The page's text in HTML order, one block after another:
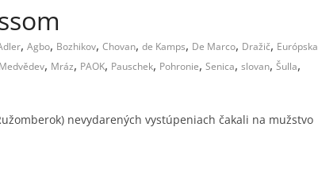
, Agbo, Bozhikov, Chovan, de Kamps, De Marco, Dražič, Európska
Medvědev, Mráz, PAOK, Pauschek, Pohronie, Senica, slovan, Šulla,
nevydarených vystúpeniach čakali na mužstvo